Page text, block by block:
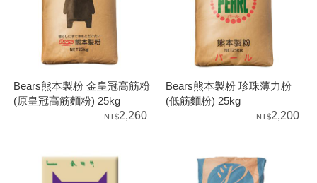
Bears熊本製粉 金皇冠高筋粉
(原皇冠高筋麵粉) 25kg
2,260
Bears熊本製粉 珍珠薄力粉
(低筋麵粉) 25kg
2,200